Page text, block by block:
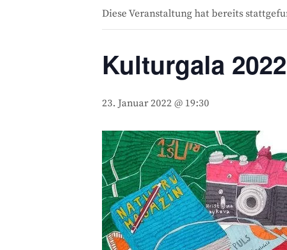
Diese Veranstaltung hat bereits
Kulturgala 2022
23. Januar 2022 @ 19:30